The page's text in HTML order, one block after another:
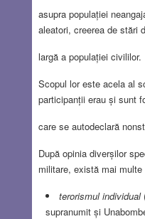
asupra populației
aleatori, creerea de stări
largă a populației civililor.
Scopul lor este acela al
participanții erau și sunt
care se autodeclară
După opinia diverșilor
militare, există mai
terorismul individual
supranumit și